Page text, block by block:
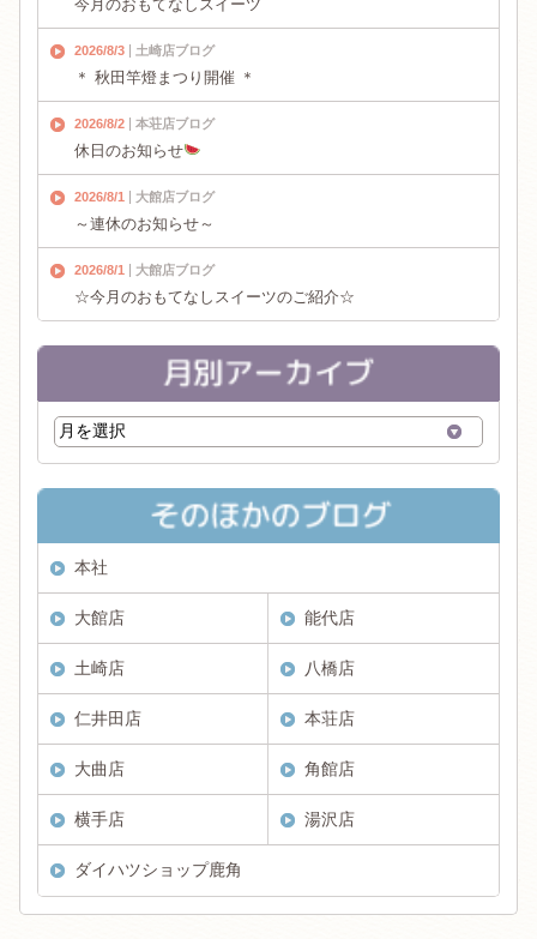
今月のおもてなしスイーツ
2026/8/3 土崎店ブログ
＊ 秋田竿燈まつり開催 ＊
2026/8/2 本荘店ブログ
休日のお知らせ
2026/8/1 大館店ブログ
～連休のお知らせ～
2026/8/1 大館店ブログ
☆今月のおもてなしスイーツのご紹介☆
本社
大館店 能代店
土崎店 八橋店
仁井田店 本荘店
大曲店 角館店
横手店 湯沢店
ダイハツショップ鹿角